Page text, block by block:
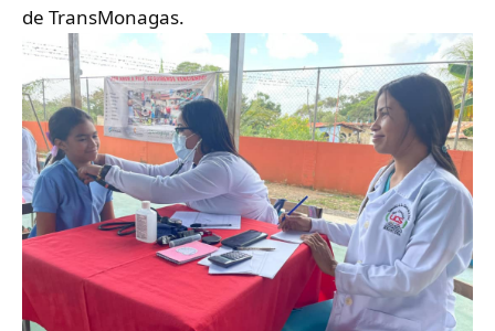
de TransMonagas.